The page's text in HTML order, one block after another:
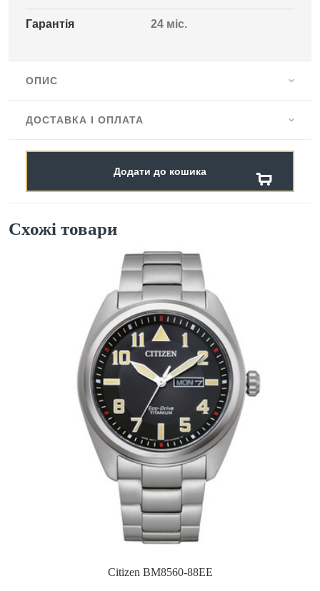
Гарантія 24 міс.
ОПИС
ДОСТАВКА І ОПЛАТА
Додати до кошика
Схожі товари
Citizen BM8560-88EE